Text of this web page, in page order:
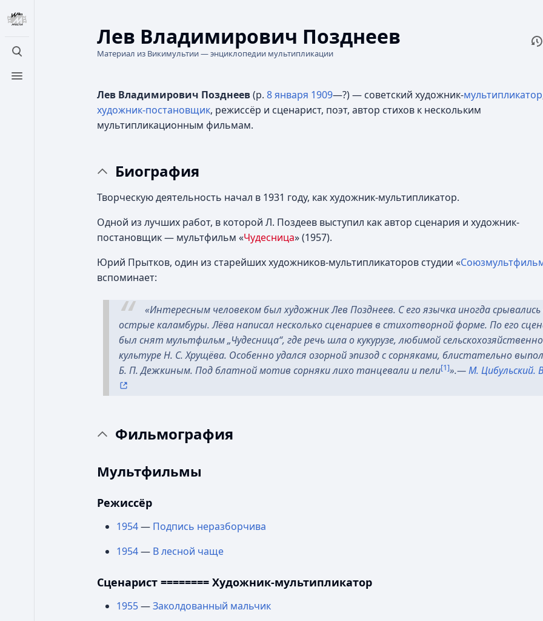
Открыть поиск
Открыть меню
Лев Владимирович Позднеев
Материал из Викимультии — энциклопедии мультипликации
Лев Владимирович Позднеев(р. 8 января 1909—?) — советский художник-мультипликатор
художник-постановщик, режиссёр и сценарист, поэт, автор стихов к нескольким
мультипликационным фильмам.
Биография
Творческую деятельность начал в 1931 году, как художник-мультипликатор.
Одной из лучших работ, в которой Л. Поздеев выступил как автор сценария и художник-
постановщик — мультфильм «Чудесница» (1957).
Юрий Прытков, один из старейших художников-мультипликаторов студии «
вспоминает:
«Интересным человеком был художник Лев Позднеев. С его язычка иногда срывались
острые каламбуры. Лёва написал несколько сценариев в стихотворной форме. По его
был снят мультфильм „Чудесница“, где речь шла о кукурузе, любимой
культуре Н. С. Хрущёва. Особенно удался озорной эпизод с сорняками, блистательно
Б. П. Дежкиным. Под блатной мотив сорняки лихо танцевали и пели[1]».—М. Цибульский.
Фильмография
Мультфильмы
Режиссёр
1954— Подпись неразборчива
1954— В лесной чаще
Сценарист ======== Художник-мультипликатор
1955—Заколдованный мальчик